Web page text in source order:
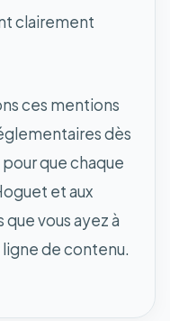
clairement
ces mentions
dès
que chaque
et aux
que vous ayez à
de contenu.